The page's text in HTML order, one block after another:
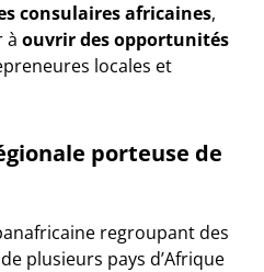
consulaires africaines,
àouvrir des opportunités
locales et
porteuse de
regroupant des
plusieurs pays d’Afrique